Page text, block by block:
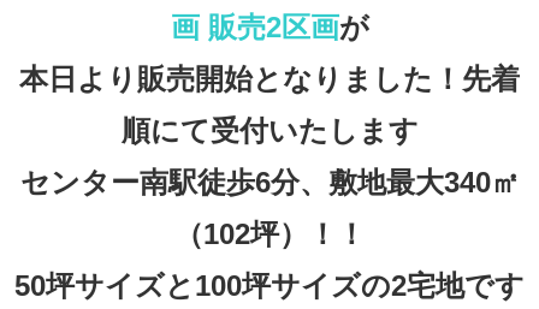
画 販売2区画が
本日より販売開始となりました！先着
順にて受付いたします
センター南駅徒歩6分、敷地最大340㎡
（102坪）！！
50坪サイズと100坪サイズの2宅地です